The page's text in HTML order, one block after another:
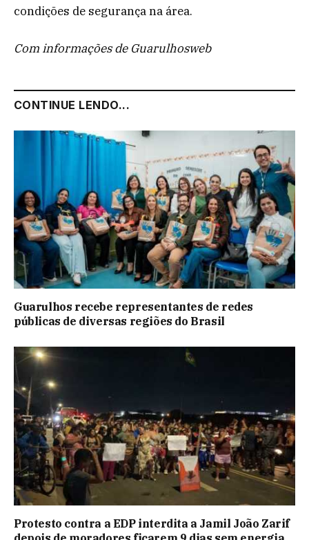
condições de segurança na área.
Com informações de Guarulhosweb
CONTINUE LENDO...
Guarulhos recebe representantes de redes
públicas de diversas regiões do Brasil
Protesto contra a EDP interdita a Jamil João Zarif